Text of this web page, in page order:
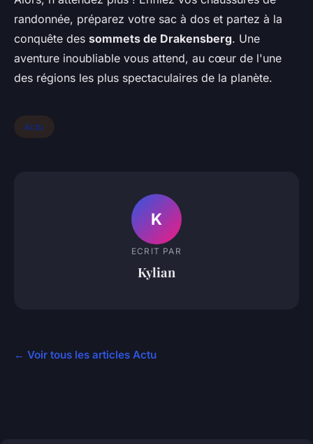
randonnée, préparez votre sac à dos et partez à la
conquête des sommets de Drakensberg. Une
aventure inoubliable vous attend, au cœur de l'une
des régions les plus spectaculaires de la planète.
Actu
K
ECRIT PAR
Kylian
← Voir tous les articles Actu